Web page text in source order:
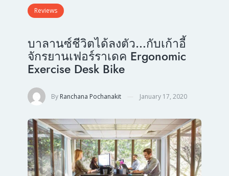
Reviews
บาลานซ์ชีวิตได้ลงตัว…กับเก้าอี้
จักรยานเฟอร์ราเดค Ergonomic
Exercise Desk Bike
By Ranchana Pochanakit January 17, 2020